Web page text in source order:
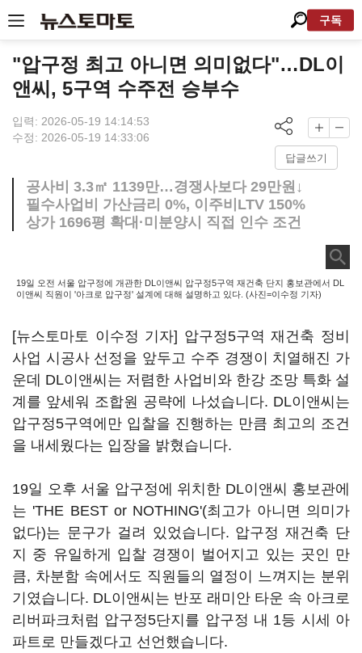
구독
"압구정 최고 아니면 의미없다"…DL이
앤씨, 5구역 수주전 승부수
입력: 2026-05-19 14:14:53
수정: 2026-05-19 14:33:06
답글쓰기
공사비 3.3㎡ 1139만…경쟁사보다 29만원↓
필수사업비 가산금리 0%, 이주비LTV 150%
상가 1696평 확대·미분양시 직접 인수 조건
19일 오전 서울 압구정에 개관한 DL이앤씨 압구정5구역 재건축 단지 홍보관에서 DL
이앤씨 직원이 '아크로 압구정' 설계에 대해 설명하고 있다. (사진=이수정 기자)
[뉴스토마토 이수정 기자] 압구정5구역 재건축 정비
사업 시공사 선정을 앞두고 수주 경쟁이 치열해진 가
운데 DL이앤씨는 저렴한 사업비와 한강 조망 특화 설
계를 앞세워 조합원 공략에 나섰습니다. DL이앤씨는
압구정5구역에만 입찰을 진행하는 만큼 최고의 조건
을 내세웠다는 입장을 밝혔습니다.
19일 오후 서울 압구정에 위치한 DL이앤씨 홍보관에
는 'THE BEST or NOTHING'(최고가 아니면 의미가
없다)는 문구가 걸려 있었습니다. 압구정 재건축 단
지 중 유일하게 입찰 경쟁이 벌어지고 있는 곳인 만
큼, 차분함 속에서도 직원들의 열정이 느껴지는 분위
기였습니다. DL이앤씨는 반포 래미안 타운 속 아크로
리버파크처럼 압구정5단지를 압구정 내 1등 시세 아
파트로 만들겠다고 선언했습니다.